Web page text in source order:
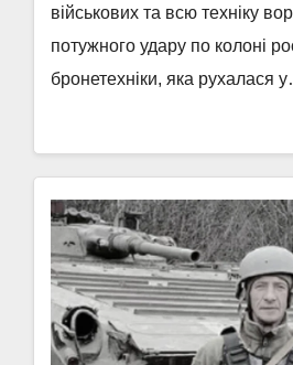
військових та всю техніку
потужного удару по колоні
бронетехніки, яка рухалася